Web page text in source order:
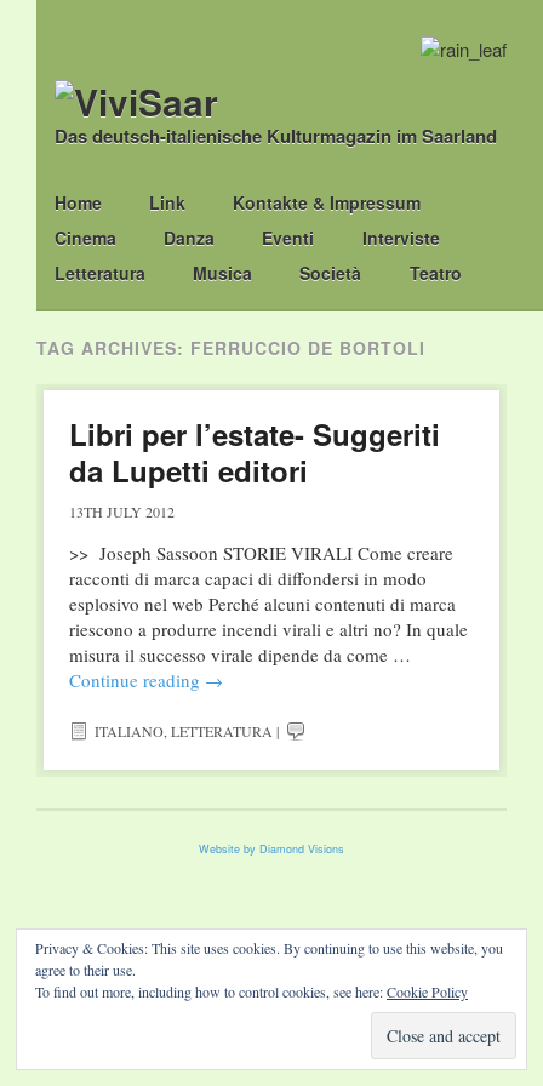
Das deutsch-italienische Kulturmagazin im Saarland
Main menu
Skip
to
content
Home Link
Kontakte & Impressum
Cinema
Danza Eventi
Interviste
Letteratura
Musica Società Teatro
TAG ARCHIVES: FERRUCCIO DE BORTOLI
Libri per l’estate- Suggeriti
da Lupetti editori
13TH JULY 2012
>> Joseph Sassoon STORIE VIRALI Come creare
racconti di marca capaci di diffondersi in modo
esplosivo nel web Perché alcuni contenuti di marca
riescono a produrre incendi virali e altri no? In quale
misura il successo virale dipende da come …
Continue reading →
ITALIANO,LETTERATURA |
Website by Diamond Visions
Privacy & Cookies: This site uses cookies. By continuing to use this website, you
agree to their use.
To find out more, including how to control cookies, see here:Cookie Policy